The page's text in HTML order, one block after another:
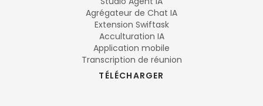
Agrégateur de Chat IA
Extension Swiftask
Acculturation IA
Application mobile
Transcription de réunion
TÉLÉCHARGER